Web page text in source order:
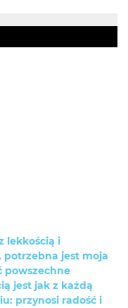
lekkością i
potrzebna jest moja
powszechne
jest jak z każdą
przynosi radość i